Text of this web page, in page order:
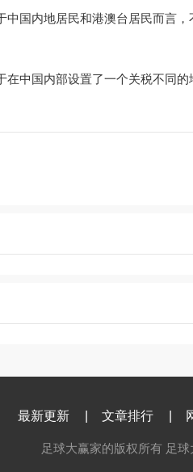
中国内地居民和港澳台居民而言
在中国内部设置了一个关税不同
最新更新 文章排行
足球大赢家的版权所有 足